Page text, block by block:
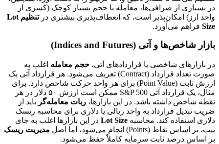
در بسیاری از صرافی‌ها، معامله با حجم بسیار کوچک (کسری از
واحد ارز) امکان‌پذیر است، که انعطاف‌پذیری بیشتری در
تنظیم Lot
Size فراهم می‌آورد.
بازار شاخص‌ها و آتی (Indices and Futures)
در بازارهای شاخصی یا قراردادهای آتی، حجم معامله اغلب به
صورت تعداد قرارداد (Contract) تعریف می‌شود. هر قرارداد آتی یک
ارزش ثابت (Point Value) برای هر واحد حرکت شاخص دارد. برای
مثال، یک قرارداد آتی S&P 500 ممکن است ارزش ۵۰ دلار در هر
نقطه شاخص داشته باشد. در این بازارها، ربات معامله‌گر باید از
ضریب تبدیل قرارداد به واحد ریالی یا دلاری برای محاسبه ریسک
دلاری استفاده کند. محاسبه Lot Size در این بازارها اغلب به جای
پیپ، بر اساس نقاط (Points) انجام می‌شود، اما اصل
مدیریت ریسک
بر اساس درصد ثابت سرمایه کاملاً حفظ می‌شود.